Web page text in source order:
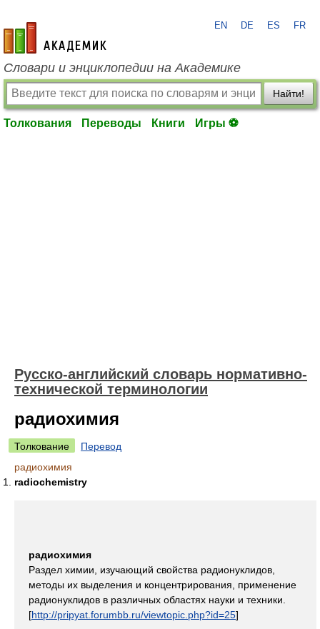
academic.ru
EN DE ES FR
Словари и энциклопедии на Академике
Найти!
Толкования Переводы Книги Игры ⚽
Русско-английский словарь нормативно-
технической терминологии
радиохимия
Толкование
Перевод
радиохимия
radiochemistry
радиохимия
Раздел химии, изучающий свойства радионуклидов,
методы их выделения и концентрирования, применение
радионуклидов в различных областях науки и техники.
[http://pripyat.forumbb.ru/viewtopic.php?id=25]